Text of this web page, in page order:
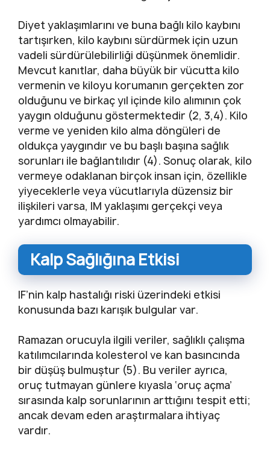
Diyet yaklaşımlarını ve buna bağlı kilo kaybını
tartışırken, kilo kaybını sürdürmek için uzun
vadeli sürdürülebilirliği düşünmek önemlidir.
Mevcut kanıtlar, daha büyük bir vücutta kilo
vermenin ve kiloyu korumanın gerçekten zor
olduğunu ve birkaç yıl içinde kilo alımının çok
yaygın olduğunu göstermektedir (2, 3,4). Kilo
verme ve yeniden kilo alma döngüleri de
oldukça yaygındır ve bu başlı başına sağlık
sorunları ile bağlantılıdır (4). Sonuç olarak, kilo
vermeye odaklanan birçok insan için, özellikle
yiyeceklerle veya vücutlarıyla düzensiz bir
ilişkileri varsa, IM yaklaşımı gerçekçi veya
yardımcı olmayabilir.
Kalp Sağlığına Etkisi
IF’nin kalp hastalığı riski üzerindeki etkisi
konusunda bazı karışık bulgular var.
Ramazan orucuyla ilgili veriler, sağlıklı çalışma
katılımcılarında kolesterol ve kan basıncında
bir düşüş bulmuştur (5). Bu veriler ayrıca,
oruç tutmayan günlere kıyasla ‘oruç açma’
sırasında kalp sorunlarının arttığını tespit etti;
ancak devam eden araştırmalara ihtiyaç
vardır.